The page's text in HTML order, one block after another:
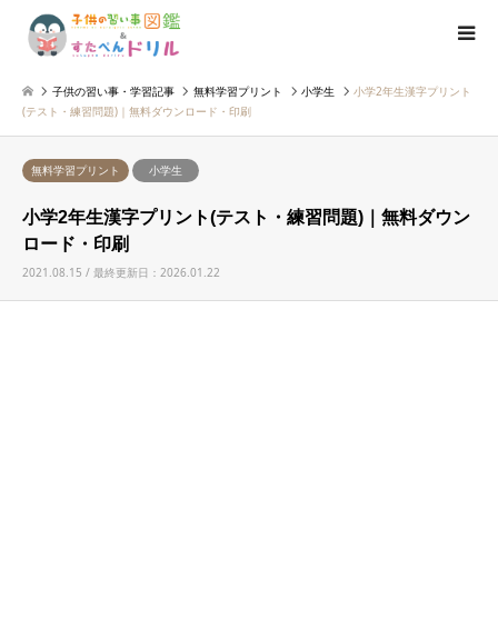
子供の習い事・学習記事 無料学習プリント 小学生
小学2年生漢字プリント
(テスト・練習問題)｜無料ダウンロード・印刷
無料学習プリント 小学生
小学2年生漢字プリント(テスト・練習問題)｜無料ダウン
ロード・印刷
2021.08.15 / 最終更新日：2026.01.22